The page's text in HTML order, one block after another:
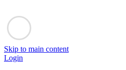
Skip to main content
Login